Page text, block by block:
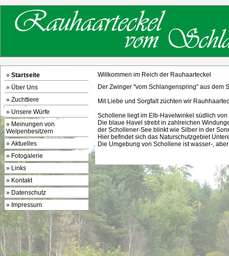
» Startseite
» Über Uns
» Zuchttiere
» Unsere Würfe
» Meinungen von
Welpenbesitzern
» Aktuelles
» Fotogalerie
» Links
» Kontakt
» Datenschutz
» Impressum
Willkommen im Reich der Rauhaarteckel
Der Zwinger "vom Schlangenspring" aus dem
Mit Liebe und Sorgfalt züchten wir
Schollene liegt im Elb-Havelwinkel südlich
Die blaue Havel strebt in zahlreichen
der Schollener-See blinkt wie Silber in der
Hier befindet sich das Naturschutzgebiet
Die Umgebung von Schollene ist wasser-,